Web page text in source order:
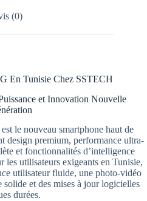
(0)
En Tunisie Chez SSTECH
et Innovation Nouvelle
le nouveau smartphone haut de
design premium, performance ultra-
et fonctionnalités d’intelligence
les utilisateurs exigeants en Tunisie,
utilisateur fluide, une photo-vidéo
et des mises à jour logicielles
durées.